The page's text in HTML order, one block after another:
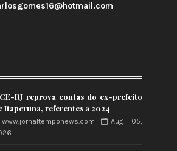
RJ reprova contas do ex-prefeito
Itaperuna, referentes a 2024
www.jornaltemponews.com
Aug 05,